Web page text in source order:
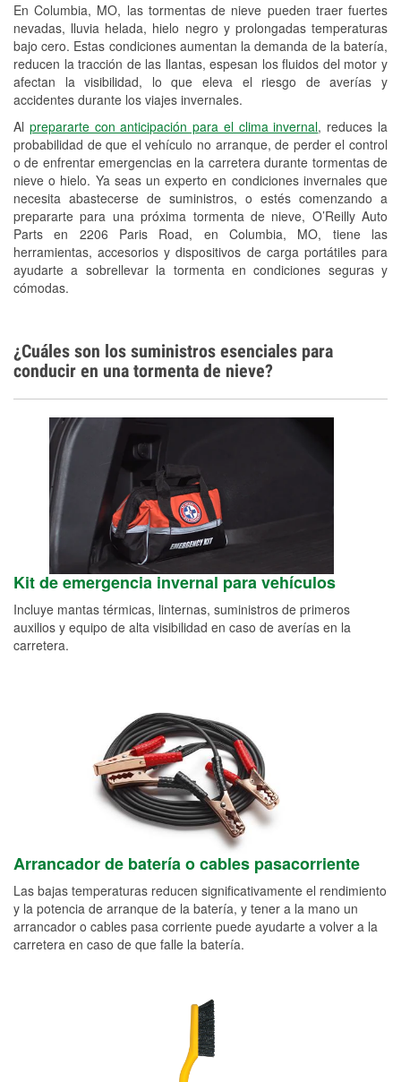
En Columbia, MO, las tormentas de nieve pueden traer fuertes
nevadas, lluvia helada, hielo negro y prolongadas temperaturas
bajo cero. Estas condiciones aumentan la demanda de la batería,
reducen la tracción de las llantas, espesan los fluidos del motor y
afectan la visibilidad, lo que eleva el riesgo de averías y
accidentes durante los viajes invernales.
Al prepararte con anticipación para el clima invernal, reduces la
probabilidad de que el vehículo no arranque, de perder el control
o de enfrentar emergencias en la carretera durante tormentas de
nieve o hielo. Ya seas un experto en condiciones invernales que
necesita abastecerse de suministros, o estés comenzando a
prepararte para una próxima tormenta de nieve, O’Reilly Auto
Parts en 2206 Paris Road, en Columbia, MO, tiene las
herramientas, accesorios y dispositivos de carga portátiles para
ayudarte a sobrellevar la tormenta en condiciones seguras y
cómodas.
Programa de Préstamo de
Herramientas
Rectificación de tambores y discos de
freno
Mangueras hidráulicas a la medida
Snowstorm Supplies
Tornado Supplies
Conoce más
¿Cuáles son los suministros esenciales para
conducir en una tormenta de nieve?
Kit de emergencia invernal para vehículos
Incluye mantas térmicas, linternas, suministros de primeros
auxilios y equipo de alta visibilidad en caso de averías en la
carretera.
Arrancador de batería o cables pasacorriente
Las bajas temperaturas reducen significativamente el rendimiento
y la potencia de arranque de la batería, y tener a la mano un
arrancador o cables pasa corriente puede ayudarte a volver a la
carretera en caso de que falle la batería.